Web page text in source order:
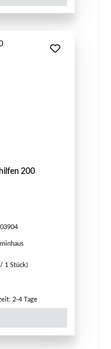
200
1 Stück)
2-4 Tage